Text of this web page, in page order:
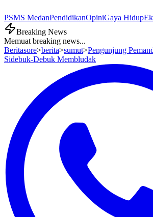
PSMS MedanPendidikanOpiniGaya Hidup
Breaking News
Memuat breaking news...
Beritasore>berita>sumut>Pengunjung
Sidebuk-Debuk Membludak